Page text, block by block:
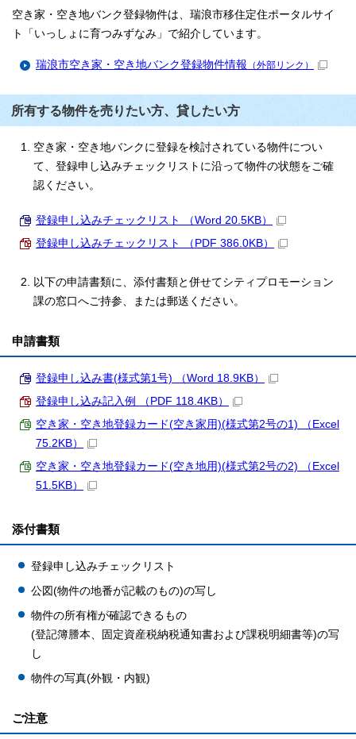
空き家・空き地バンク登録物件は、瑞浪市移住定住ポータルサイ
ト「いっしょに育つみずなみ」で紹介しています。
瑞浪市空き家・空き地バンク登録物件情報 （外部リンク）
所有する物件を売りたい方、貸したい方
空き家・空き地バンクに登録を検討されている物件につい
て、登録申し込みチェックリストに沿って物件の状態をご確
認ください。
登録申し込みチェックリスト （Word 20.5KB）
登録申し込みチェックリスト （PDF 386.0KB）
以下の申請書類に、添付書類と併せてシティプロモーション
課の窓口へご持参、または郵送ください。
申請書類
登録申し込み書(様式第1号) （Word 18.9KB）
登録申し込み記入例 （PDF 118.4KB）
空き家・空き地登録カード(空き家用)(様式第2号の1) （Excel
75.2KB）
空き家・空き地登録カード(空き地用)(様式第2号の2) （Excel
51.5KB）
添付書類
登録申し込みチェックリスト
公図(物件の地番が記載のもの)の写し
物件の所有権が確認できるもの
(登記簿謄本、固定資産税納税通知書および課税明細書等)の写
し
物件の写真(外観・内観)
ご注意